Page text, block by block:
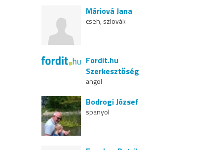
Máriová Jana
cseh, szlovák
Fordit.hu
Szerkesztőség
angol
Bodrogi József
spanyol